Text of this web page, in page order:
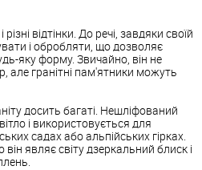
відтінки. До речі, завдяки своїй
і обробляти, що дозволяє
яку форму. Звичайно, він не
але гранітні пам'ятники можуть
досить багаті. Нешліфований
і використовується для
садах або альпійських гірках.
являє світу дзеркальний блиск і